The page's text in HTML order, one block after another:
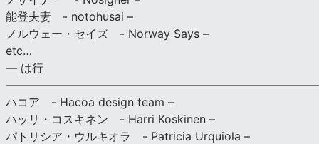
能登夫妻 - notohusai –
ノルウェー・セイズ - Norway Says –
etc…
— は行
ハコア - Hacoa design team –
ハッリ・コスキネン - Harri Koskinen –
パトリシア・ウルキオラ - Patricia Urquiola –